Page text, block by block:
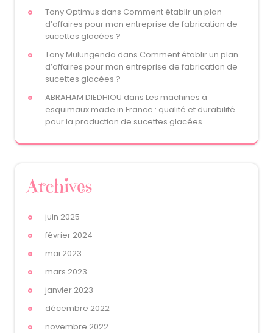
Tony Optimus dans Comment établir un plan
d’affaires pour mon entreprise de fabrication de
sucettes glacées ?
Tony Mulungenda dans Comment établir un plan
d’affaires pour mon entreprise de fabrication de
sucettes glacées ?
ABRAHAM DIEDHIOU dans Les machines à
esquimaux made in France : qualité et durabilité
pour la production de sucettes glacées
Archives
juin 2025
février 2024
mai 2023
mars 2023
janvier 2023
décembre 2022
novembre 2022